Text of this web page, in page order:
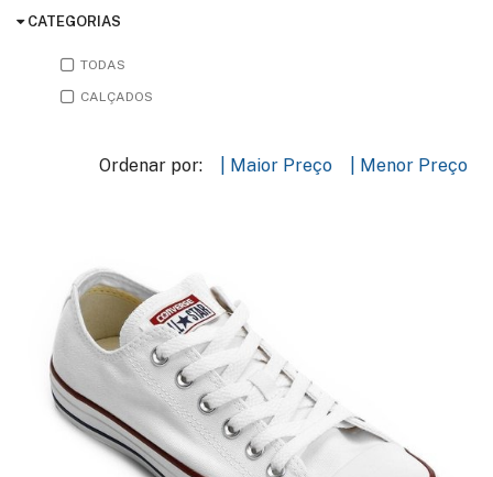
CATEGORIAS
TODAS
CALÇADOS
Ordenar por: | Maior Preço | Menor Preço